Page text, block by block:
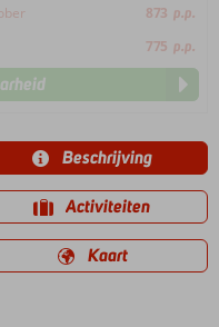
873 p.p.
775 p.p.
Beschrijving
Activiteiten
Kaart